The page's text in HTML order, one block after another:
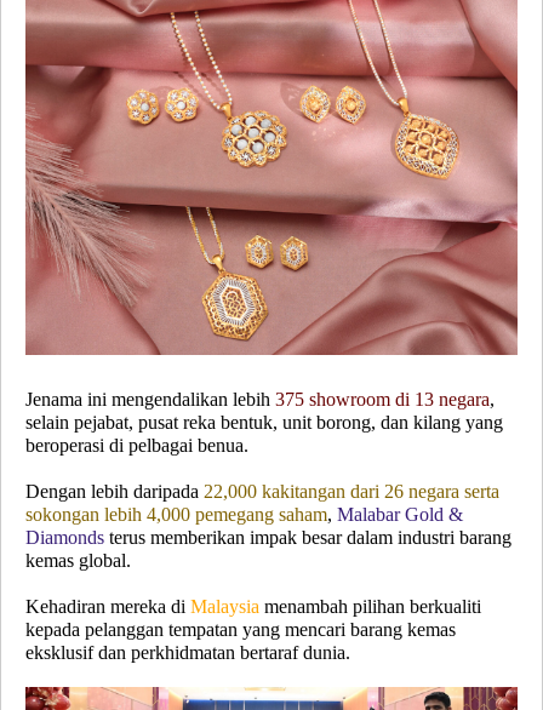
Jenama ini mengendalikan lebih 375 showroom di 13 negara,
selain pejabat, pusat reka bentuk, unit borong, dan kilang yang
beroperasi di pelbagai benua.
Dengan lebih daripada 22,000 kakitangan dari 26 negara serta
sokongan lebih 4,000 pemegang saham, Malabar Gold &
Diamonds terus memberikan impak besar dalam industri barang
kemas global.
Kehadiran mereka di Malaysia menambah pilihan berkualiti
kepada pelanggan tempatan yang mencari barang kemas
eksklusif dan perkhidmatan bertaraf dunia.